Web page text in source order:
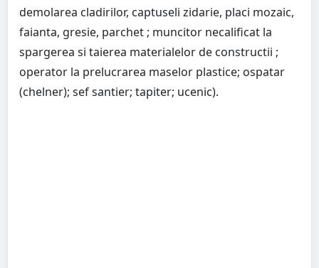
demolarea cladirilor, captuseli zidarie, placi mozaic,
faianta, gresie, parchet ; muncitor necalificat la
spargerea si taierea materialelor de constructii ;
operator la prelucrarea maselor plastice; ospatar
(chelner); sef santier; tapiter; ucenic).